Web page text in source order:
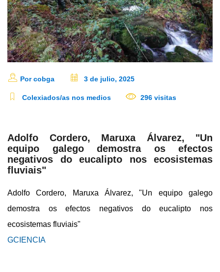
Por cobga 3 de julio, 2025
Colexiados/as nos medios 296 visitas
Adolfo Cordero, Maruxa Álvarez, "Un
equipo galego demostra os efectos
negativos do eucalipto nos ecosistemas
fluviais"
Adolfo Cordero, Maruxa Álvarez, "Un equipo galego
demostra os efectos negativos do eucalipto nos
ecosistemas fluviais"
GCIENCIA